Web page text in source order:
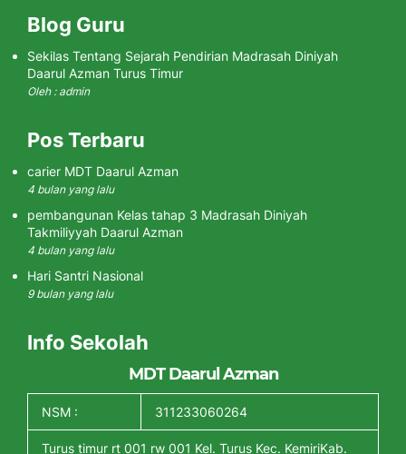
Blog Guru
Sekilas Tentang Sejarah Pendirian Madrasah Diniyah
Daarul Azman Turus Timur
Oleh : admin
Pos Terbaru
carier MDT Daarul Azman
4 bulan yang lalu
pembangunan Kelas tahap 3 Madrasah Diniyah
Takmiliyyah Daarul Azman
4 bulan yang lalu
Hari Santri Nasional
9 bulan yang lalu
Info Sekolah
MDT Daarul Azman
NSM : 311233060264
Turus timur rt 001 rw 001 Kel. Turus Kec. KemiriKab.